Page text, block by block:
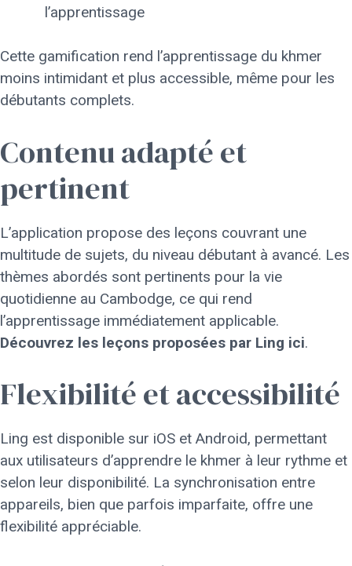
l’apprentissage
Cette gamification rend l’apprentissage du khmer
moins intimidant et plus accessible, même pour les
débutants complets.
Contenu adapté et
pertinent
L’application propose des leçons couvrant une
multitude de sujets, du niveau débutant à avancé. Les
thèmes abordés sont pertinents pour la vie
quotidienne au Cambodge, ce qui rend
l’apprentissage immédiatement applicable.
Découvrez les leçons proposées par Ling ici.
Flexibilité et accessibilité
Ling est disponible sur iOS et Android, permettant
aux utilisateurs d’apprendre le khmer à leur rythme et
selon leur disponibilité. La synchronisation entre
appareils, bien que parfois imparfaite, offre une
flexibilité appréciable.